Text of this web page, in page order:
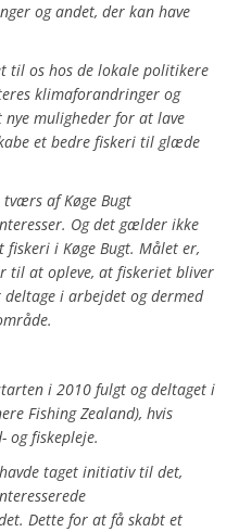
og andet, der kan have
til os hos de lokale politikere
klimaforandringer og
muligheder for at lave
et bedre fiskeri til glæde
af Køge Bugt
Og det gælder ikke
i Køge Bugt. Målet er,
til at opleve, at fiskeriet bliver
i arbejdet og dermed
i 2010 fulgt og deltaget i
Fishing Zealand), hvis
fiskepleje.
taget initiativ til det,
Dette for at få skabt et